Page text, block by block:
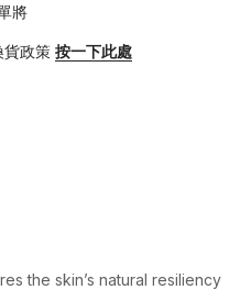
將
貨政策 按一下此處
the skin’s natural resiliency